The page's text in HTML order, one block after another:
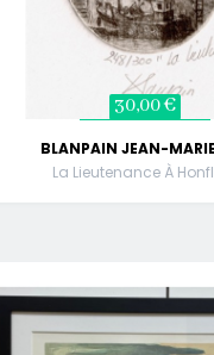
30,00 €
BLANPAIN JEAN-
La Lieutenance À